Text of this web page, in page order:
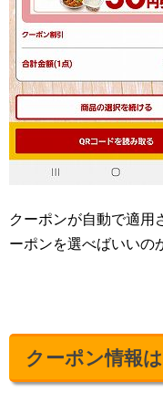
クーポンが自動で適用
ーポンを選べばいいの
クーポン情報